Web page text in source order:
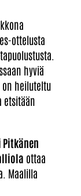
ottelusta
hyviä
heiluteltu
etsitään
ottaa
Maalilla